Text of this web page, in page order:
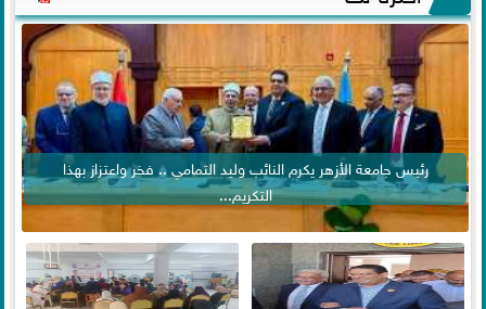
رئيس جامعة الأزهر يكرم النائب وليد التمامي .. فخر واعتزاز بهذا
التكريم...